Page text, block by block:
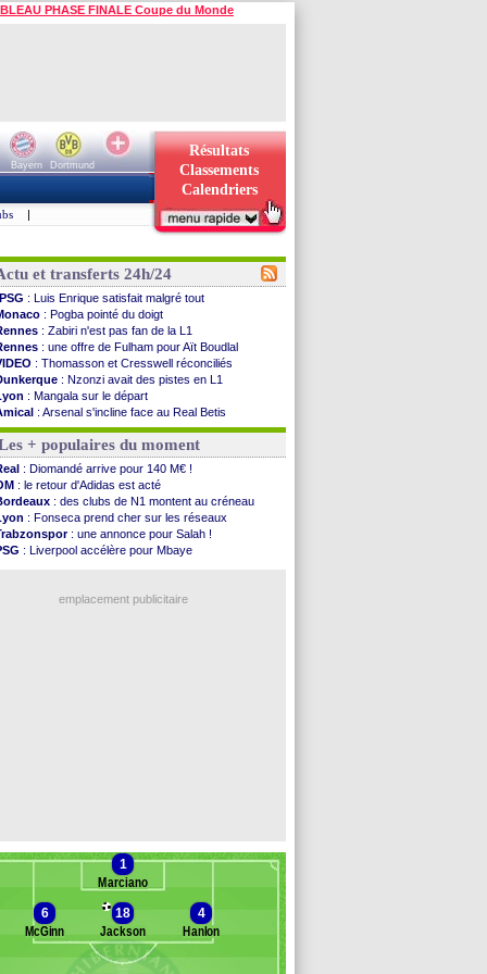
PHASE FINALE Coupe du Monde
Bayern
Dortmund
Résultats
Classements
Calendriers
|
et transferts 24h/24
PSG : Luis Enrique satisfait malgré tout
: Pogba pointé du doigt
: Zabiri n'est pas fan de la L1
: une offre de Fulham pour Aït Boudlal
: Thomasson et Cresswell réconciliés
: Nzonzi avait des pistes en L1
: Mangala sur le départ
: Arsenal s'incline face au Real Betis
: lourde défaite pour le PSG
City: Maresca flou pour Reijnders
: Fenerbahçe prend une belle option
Diriyah: Mbemba arrive libre (officiel)
: le plan d'Alvarez à son retour
: premier succès pour Brest
: le joli but de Greenwood avec le Fener !
2030: une promesse d'Infantino au Maroc ...
: la compo pour le premier match amical
: l'OM domine Al-Shahaniya
+ populaires du moment
: Diomandé arrive pour 140 M€ !
: le retour d'Adidas est acté
: des clubs de N1 montent au créneau
: Fonseca prend cher sur les réseaux
: une annonce pour Salah !
: Liverpool accélère pour Mbaye
emplacement publicitaire
des remplaçants Hibernian Edimb.
1
Marciano
6
McGinn
18
Jackson
4
Hanlon